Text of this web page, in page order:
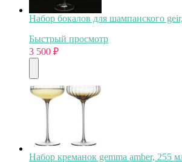
Набор бокалов для шампанского
Быстрый просмотр
3 500 ₽
Набор креманок gemma amber, 255